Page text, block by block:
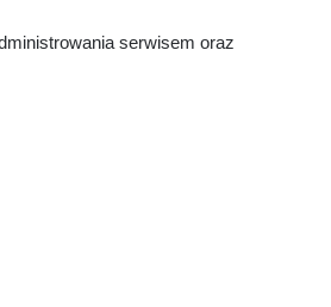
serwisem oraz